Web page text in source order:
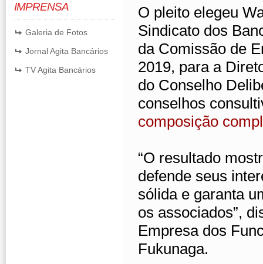
IMPRENSA
Galeria de Fotos
Jornal Agita Bancários
TV Agita Bancários
O pleito elegeu
Sindicato dos
da Comissão de
2019, para a
do Conselho
conselhos
composição
“O resultado
defende seus
sólida e garanta
os associados”,
Empresa dos
Fukunaga.